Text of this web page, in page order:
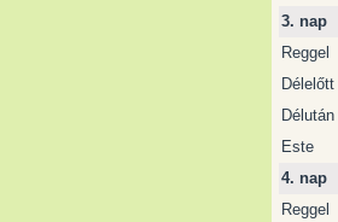
3. nap
Reggel
Délelőtt
Délután
Este
4. nap
Reggel